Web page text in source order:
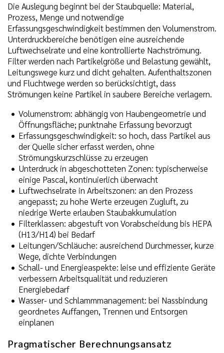
Die Auslegung beginnt bei der Staubquelle: Material,
Prozess, Menge und notwendige
Erfassungsgeschwindigkeit bestimmen den Volumenstrom.
Unterdruckbereiche benötigen eine ausreichende
Luftwechselrate und eine kontrollierte Nachströmung.
Filter werden nach Partikelgröße und Belastung gewählt,
Leitungswege kurz und dicht gehalten. Aufenthaltszonen
und Fluchtwege werden so berücksichtigt, dass
Strömungen keine Partikel in saubere Bereiche verlagern.
Volumenstrom: abhängig von Haubengeometrie und
Öffnungsfläche; punktnahe Erfassung bevorzugt
Erfassungsgeschwindigkeit: so hoch, dass Partikel aus
der Quelle sicher erfasst werden, ohne
Strömungskurzschlüsse zu erzeugen
Unterdruck in abgeschotteten Zonen: typischerweise
einige Pascal, kontinuierlich überwacht
Luftwechselrate in Arbeitszonen: an den Prozess
angepasst; zu hohe Werte erzeugen Zugluft, zu
niedrige Werte erlauben Staubakkumulation
Filterklassen: abgestuft von Vorabscheidung bis HEPA
(H13/H14) bei Bedarf
Leitungen/Schläuche: ausreichend Durchmesser, kurze
Wege, dichte Verbindungen
Schall- und Energieaspekte: leise und effiziente Geräte
verbessern Arbeitsqualität und reduzieren
Energiebedarf
Wasser- und Schlammmanagement: bei Nassbindung
geordnetes Auffangen, Trennen und Entsorgen
einplanen
Pragmatischer Berechnungsansatz